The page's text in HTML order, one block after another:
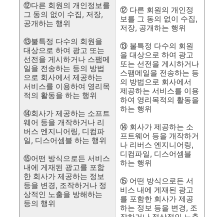
⑫다른 회원의 개인정보를
그 동의 없이 수집, 저장,
공개하는 행위
⑬불특정 다수의 회원을
대상으로 하여 광고 또는
선전을 게시하거나 스팸메
일을 전송하는 등의 방법
으로 회사에서 제공하는
서비스를 이용하여 영리목
적의 활동을 하는 행위
⑭회사가 제공하는 소프트
웨어 등을 개작하거나 리
버스 엔지니어링, 디컴파
일, 디스어셈블 하는 행위
⑮어떤 방식으로든 서비스
내에 게재된 광고를 포함
한 회사가 제공하는 정보
등을 변경, 조작하거나 정
상적인 노출을 방해하는
등의 행위
⑫ 다른 회원의 개인정
보를 그 동의 없이 수집,
저장, 공개하는 행위
⑬ 불특정 다수의 회원
을 대상으로 하여 광고
또는 선전을 게시하거나
스팸메일을 전송하는 등
의 방법으로 회사에서
제공하는 서비스를 이용
하여 영리목적의 활동을
하는 행위
⑭ 회사가 제공하는 소
프트웨어 등을 개작하거
나 리버스 엔지니어링,
디컴파일, 디스어셈블
하는 행위
⑮ 어떤 방식으로든 서
비스 내에 게재된 광고
를 포함한 회사가 제공
하는 정보 등을 변경, 조